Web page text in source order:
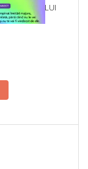
COPILULUI